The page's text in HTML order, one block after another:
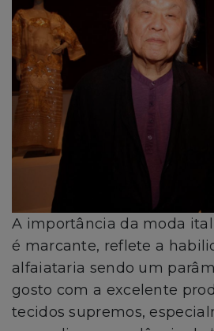
A importância da moda
é marcante, reflete a
alfaiataria sendo um
gosto com a excelente
tecidos supremos,